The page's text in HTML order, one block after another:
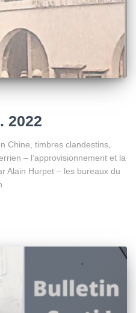
2022
Chine, timbres clandestins,
– l’approvisionnement et la
Alain Hurpet – les bureaux du